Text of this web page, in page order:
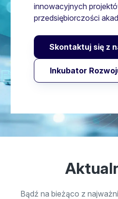
innowacyjnych
przedsiębiorczości
Skontaktuj się z
Inkubator
Bądź na bieżąco z